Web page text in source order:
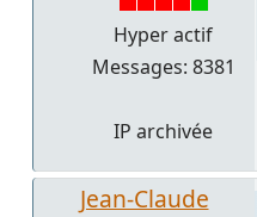
Hyper actif
Messages: 8381
IP archivée
Jean-Claude